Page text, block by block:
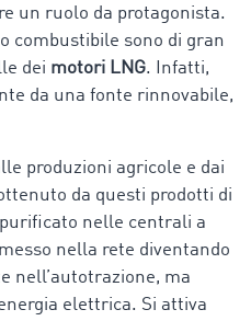
un ruolo da protagonista.
combustibile sono di gran
dei motori LNG. Infatti,
da una fonte rinnovabile,
produzioni agricole e dai
da questi prodotti di
nelle centrali a
nella rete diventando
nell’autotrazione, ma
elettrica. Si attiva